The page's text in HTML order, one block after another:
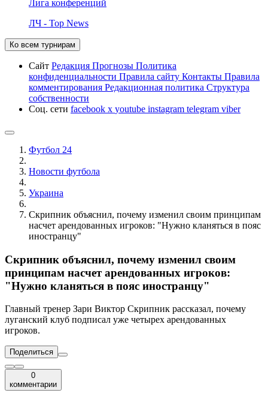
Лига конференций
ЛЧ - Top News
Ко всем турнирам
Сайт Редакция Прогнозы Политика
конфиденциальности Правила сайту Контакты Правила
комментирования Редакционная политика Структура
собственности
Соц. сети facebook x youtube instagram telegram viber
Футбол 24
Новости футбола
Украина
Скрипник объяснил, почему изменил своим принципам
насчет арендованных игроков: "Нужно кланяться в пояс
иностранцу"
Скрипник объяснил, почему изменил своим
принципам насчет арендованных игроков:
"Нужно кланяться в пояс иностранцу"
Главный тренер Зари Виктор Скрипник рассказал, почему
луганский клуб подписал уже четырех арендованных
игроков.
Поделиться
0
комментарии